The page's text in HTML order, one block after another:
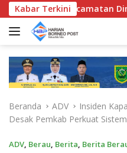
a
Kabar Terkini
Bunda Kecamatan Diminta
Beranda ADV
Insiden
Desak Pemkab Perkuat
ADV, Berau, Berita, Berita